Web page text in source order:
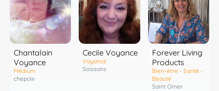
Chantalain
Voyance
Médium
chepoix
Cecile Voyance
Voyance
Soissons
Forever Living
Products
Bien-être - Santé -
Beauté
Saint Omer